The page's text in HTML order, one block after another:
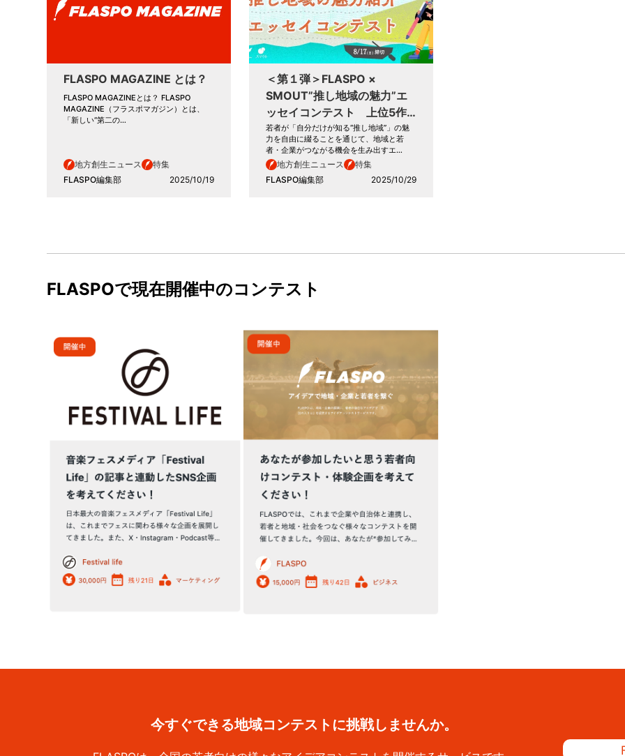
FLASPO MAGAZINE とは？
FLASPO MAGAZINEとは？ FLASPO
MAGAZINE（フラスポマガジン）とは、
「新しい“第二の…
地方創生ニュース
特集
FLASPO編集部
2025/10/19
＜第１弾＞FLASPO ×
SMOUT”推し地域の魅力”エ
ッセイコンテスト 上位5作
品を大公開！
若者が「自分だけが知る“推し地域”」の魅
力を自由に綴ることを通じて、地域と若
者・企業がつながる機会を生み出すエ…
地方創生ニュース
特集
FLASPO編集部
2025/10/29
FLASPOで現在開催中のコンテスト
今すぐできる地域コンテストに挑戦しませんか。